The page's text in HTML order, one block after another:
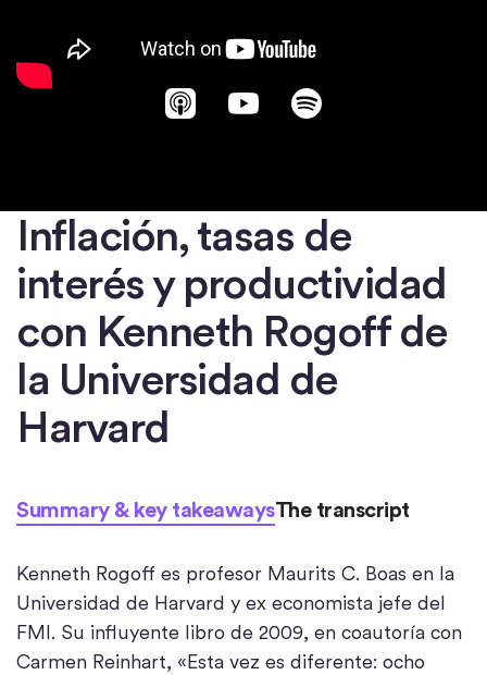
Apple Podcasts
YouTubeSpotify
Inflación, tasas de
interés y productividad
con Kenneth Rogoff de
la Universidad de
Harvard
Summary & key takeawaysThe transcript
Kenneth Rogoff es profesor Maurits C. Boas en la
Universidad de Harvard y ex economista jefe del
FMI. Su influyente libro de 2009, en coautoría con
Carmen Reinhart, «Esta vez es diferente: ocho